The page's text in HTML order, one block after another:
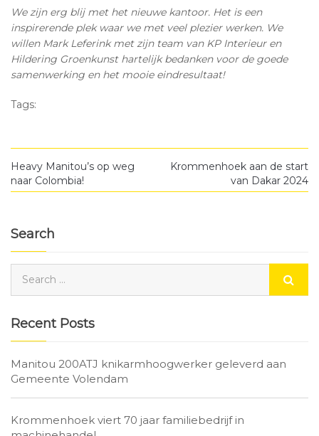
We zijn erg blij met het nieuwe kantoor. Het is een
inspirerende plek waar we met veel plezier werken. We
willen Mark Leferink met zijn team van KP Interieuren
Hildering Groenkunsthartelijk bedanken voor de goede
samenwerking en het mooie eindresultaat!
Tags:
Heavy Manitou’s op weg
naar Colombia!
Krommenhoek aan de start
van Dakar 2024
Search
Recent Posts
Manitou 200ATJ knikarmhoogwerker geleverd aan
Gemeente Volendam
Krommenhoek viert 70 jaar familiebedrijf in